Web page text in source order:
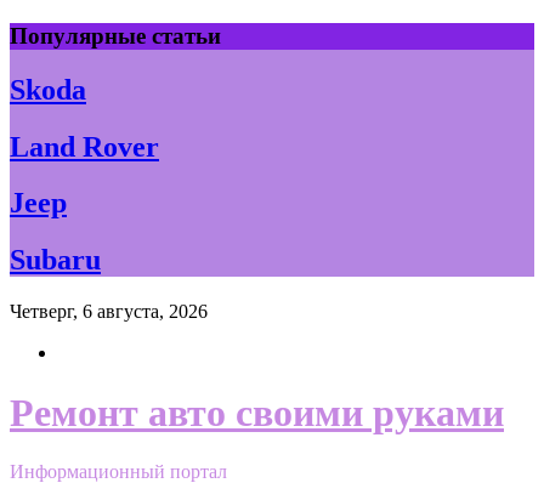
Skip
to
content
Популярные статьи
Skoda
Land Rover
Jeep
Subaru
Четверг, 6 августа, 2026
Ремонт авто своими руками
Информационный портал